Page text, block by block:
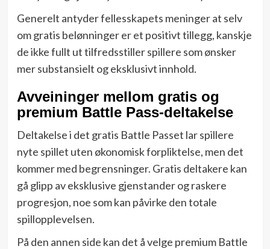
Generelt antyder fellesskapets meninger at selv
om gratis belønninger er et positivt tillegg, kanskje
de ikke fullt ut tilfredsstiller spillere som ønsker
mer substansielt og eksklusivt innhold.
Avveininger mellom gratis og
premium Battle Pass-deltakelse
Deltakelse i det gratis Battle Passet lar spillere
nyte spillet uten økonomisk forpliktelse, men det
kommer med begrensninger. Gratis deltakere kan
gå glipp av eksklusive gjenstander og raskere
progresjon, noe som kan påvirke den totale
spillopplevelsen.
På den annen side kan det å velge premium Battle